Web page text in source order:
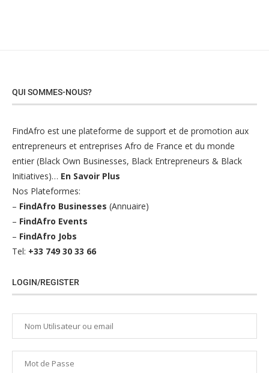
QUI SOMMES-NOUS?
FindAfro est une plateforme de support et de promotion aux
entrepreneurs et entreprises Afro de France et du monde
entier (Black Own Businesses, Black Entrepreneurs & Black
Initiatives)… En Savoir Plus
Nos Plateformes:
– FindAfro Businesses (Annuaire)
– FindAfro Events
– FindAfro Jobs
Tel: +33 749 30 33 66
LOGIN/REGISTER